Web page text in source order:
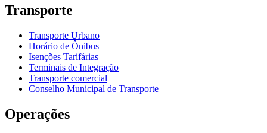
Transporte
Transporte Urbano
Horário de Ônibus
Isenções Tarifárias
Terminais de Integração
Transporte comercial
Conselho Municipal de Transporte
Operações